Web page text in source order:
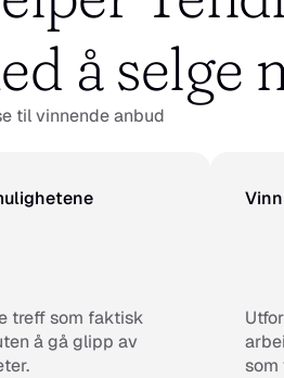
å selge
til vinnende anbud
treff som faktisk
å gå glipp av
som